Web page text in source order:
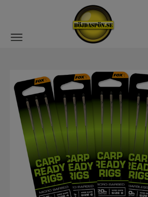
Abborrfemman
Interfiske
Rullar
Fiskeset